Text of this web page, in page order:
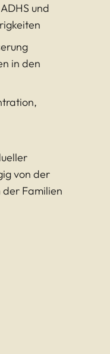
und
in den
von der
Familien